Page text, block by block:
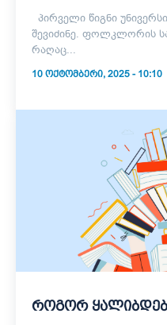
შევიძინე. ფოლკლორის
რაღაც...
10 ᲝᲥᲢᲝᲛᲑᲔᲠᲘ, 2025 - 10:10
როგორ